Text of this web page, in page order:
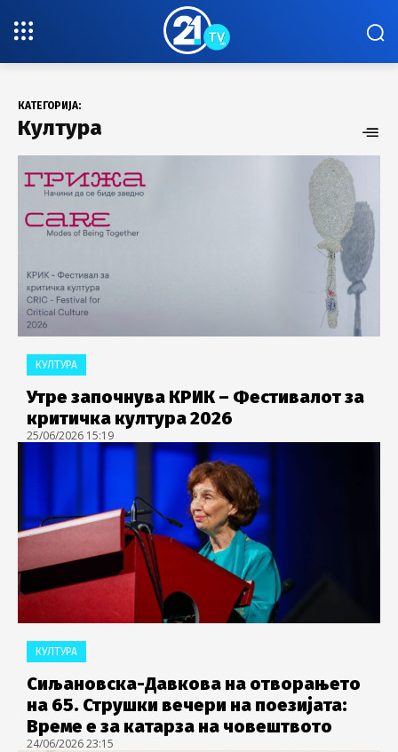
КАТЕГОРИЈА:
Култура
КУЛТУРА
Утре започнува КРИК – Фестивалот за
критичка култура 2026
25/06/2026 15:19
КУЛТУРА
Сиљановска-Давкова на отворањето
на 65. Струшки вечери на поезијата:
Време е за катарза на човештвото
24/06/2026 23:15